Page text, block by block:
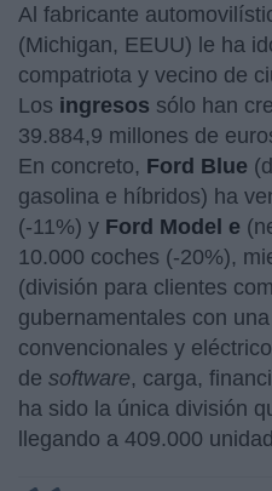
Al fabricante
(Michigan, EEUU) le ha
compatriota y vecino de
Los ingresos sólo han
39.884,9 millones de
En concreto, Ford Blue
gasolina e híbridos) ha
(-11%) y Ford Model e
10.000 coches (-20%),
(división para clientes
gubernamentales con
convencionales y
de software, carga,
ha sido la única división
llegando a 409.000